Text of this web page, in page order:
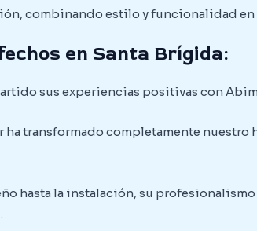
combinando estilo y funcionalidad en
en Santa Brígida:
sus experiencias positivas con
transformado completamente nuestro
hasta la instalación, su